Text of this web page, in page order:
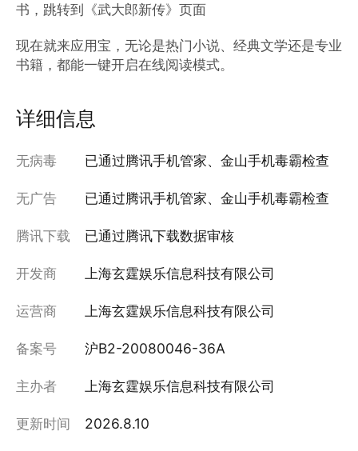
书，跳转到《武大郎新传》页面
现在就来应用宝，无论是热门小说、经典文学还是专业
书籍，都能一键开启在线阅读模式。
详细信息
无病毒 已通过腾讯手机管家、金山手机毒霸检查
无广告 已通过腾讯手机管家、金山手机毒霸检查
腾讯下载 已通过腾讯下载数据审核
开发商 上海玄霆娱乐信息科技有限公司
运营商 上海玄霆娱乐信息科技有限公司
备案号 沪B2-20080046-36A
主办者 上海玄霆娱乐信息科技有限公司
更新时间 2026.8.10